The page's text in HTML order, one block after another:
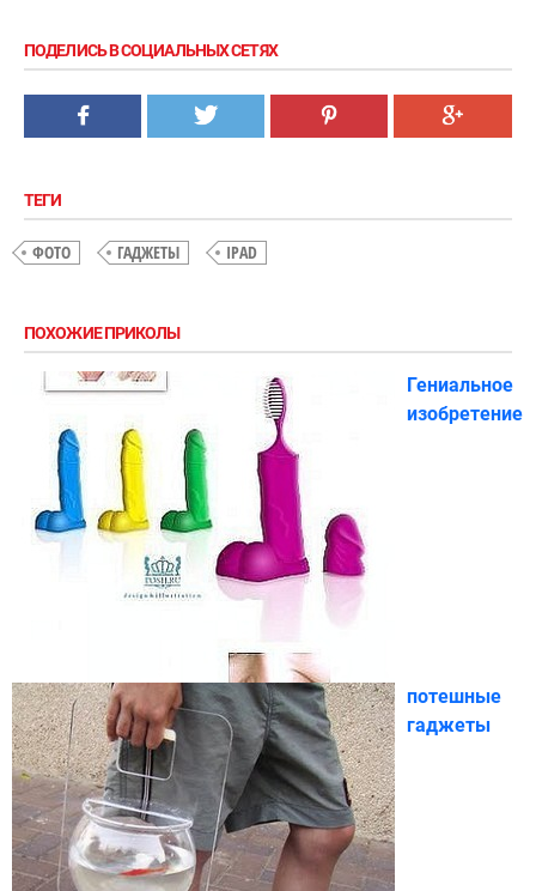
ПОДЕЛИСЬ В СОЦИАЛЬНЫХ СЕТЯХ
ТЕГИ
ФОТО ГАДЖЕТЫ IPAD
ПОХОЖИЕ ПРИКОЛЫ
Гениальное
изобретение
потешные
гаджеты